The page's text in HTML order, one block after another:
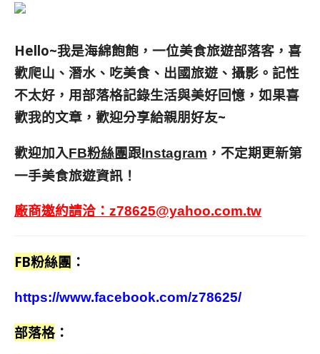
Hello~我是海綿飽飽，一位美食旅遊部落客， 喜
歡爬山、潛水、吃美食、出國旅遊、攝影。 記性
不太好，用部落格記錄生活與美好回憶， 如果喜
歡我的文章，歡迎分享給親朋好友~
歡迎加入FB粉絲團跟Instagram ，不定期更新第
一手美食旅遊資訊！
廠商邀約請洽： z78625@yahoo.com.tw
FB粉絲團 ：
https://www.facebook.com/z78625/
部落格 ：